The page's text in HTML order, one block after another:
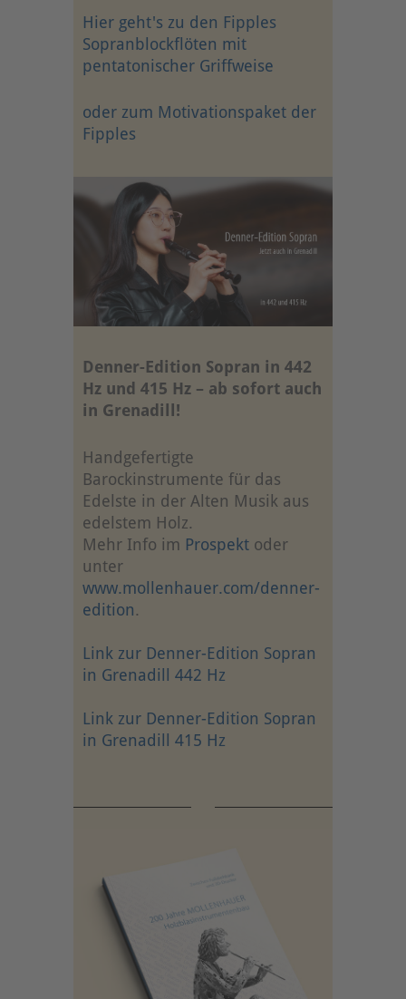
Hier geht's zu den Fipples
Sopranblockflöten mit
pentatonischer Griffweise
oder zum Motivationspaket der
Fipples
Denner-Edition Sopran in 442
Hz und 415 Hz – ab sofort auch
in Grenadill!
Handgefertigte
Barockinstrumente für das
Edelste in der Alten Musik aus
edelstem Holz.
Mehr Info im Prospekt oder
unter
www.mollenhauer.com/denner-
edition .
Link zur Denner-Edition Sopran
in Grenadill 442 Hz
Link zur Denner-Edition Sopran
in Grenadill 415 Hz